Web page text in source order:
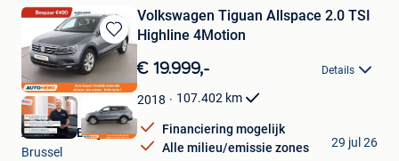
Bewaren
in
Mijn
Favorieten
Volkswagen Tiguan Allspace 2.0 TSI
Highline 4Motion
€ 19.999,- Details
2018 107.402 km
Financiering mogelijk
Alle milieu/emissie zones
Autohero België
Brussel
29 jul 26